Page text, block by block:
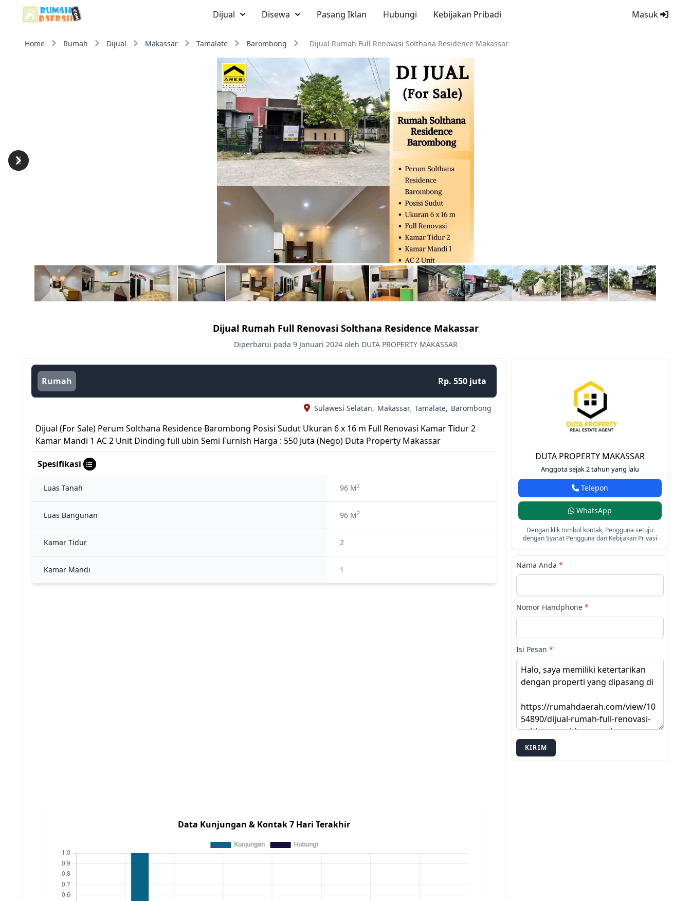
Masuk
Dijual Disewa Pasang Iklan Hubungi Kebijakan Pribadi
Home Rumah Dijual Makassar Tamalate Barombong Dijual Rumah Full Renovasi Solthana Residence Makassar
Previous
Next
Dijual Rumah Full Renovasi Solthana Residence Makassar
Diperbarui pada 9 Januari 2024 oleh DUTA PROPERTY MAKASSAR
Rumah Rp. 550 juta
Sulawesi Selatan, Makassar, Tamalate, Barombong
Dijual (For Sale) Perum Solthana Residence Barombong Posisi Sudut Ukuran 6 x 16 m Full Renovasi Kamar Tidur 2
Kamar Mandi 1 AC 2 Unit Dinding full ubin Semi Furnish Harga : 550 Juta (Nego) Duta Property Makassar
Spesifikasi
Luas Tanah 96 M2
Luas Bangunan 96 M2
Kamar Tidur 2
Kamar Mandi 1
Data Kunjungan & Kontak 7 Hari Terakhir
DUTA PROPERTY MAKASSAR
Anggota sejak 2 tahun yang lalu
Telepon
WhatsApp
Dengan klik tombol kontak, Pengguna setuju
dengan Syarat Pengguna dan Kebijakan Privasi
Nama Anda *
Nomor Handphone *
Isi Pesan *
KIRIM